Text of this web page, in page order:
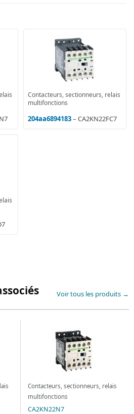
Contacteurs, sectionneurs, relais
multifonctions
204aa6894183– CA2KN22FC7
Voir tous les produits →
Contacteurs, sectionneurs, relais
multifonctions
CA2KN22N7